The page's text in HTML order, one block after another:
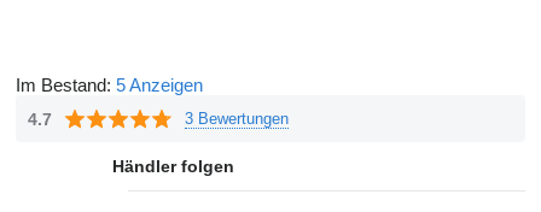
Im Bestand: 5 Anzeigen
4.7 3 Bewertungen
Händler folgen